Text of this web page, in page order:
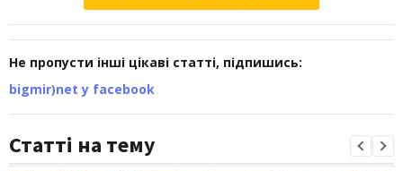
Не пропусти інші цікаві статті, підпишись:
bigmir)net у facebook
Статті на тему